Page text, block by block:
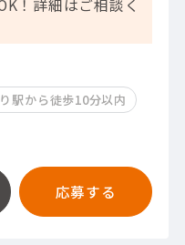
！詳細はご相談く
駅から徒歩10分以内
応募する